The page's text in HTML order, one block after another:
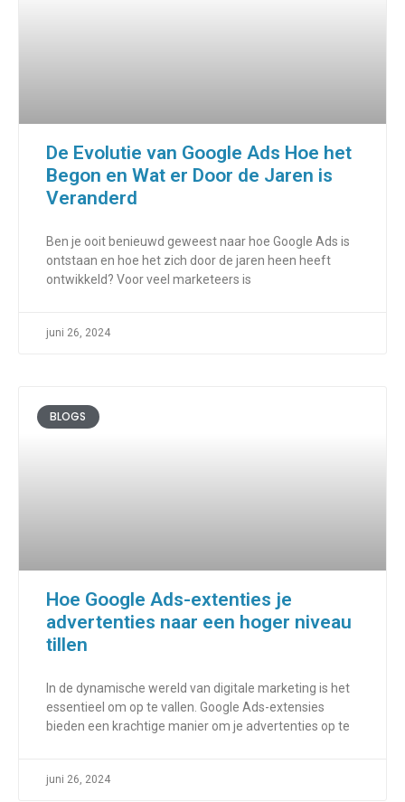
De Evolutie van Google Ads Hoe het
Begon en Wat er Door de Jaren is
Veranderd
Ben je ooit benieuwd geweest naar hoe Google Ads is
ontstaan en hoe het zich door de jaren heen heeft
ontwikkeld? Voor veel marketeers is
juni 26, 2024
BLOGS
Hoe Google Ads-extenties je
advertenties naar een hoger niveau
tillen
In de dynamische wereld van digitale marketing is het
essentieel om op te vallen. Google Ads-extensies
bieden een krachtige manier om je advertenties op te
juni 26, 2024